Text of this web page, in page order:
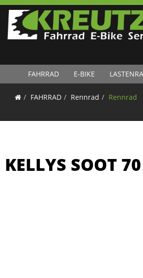
FAHRRAD E-BIKE
FAHRRAD Rennrad Rennrad
KELLYS SOOT